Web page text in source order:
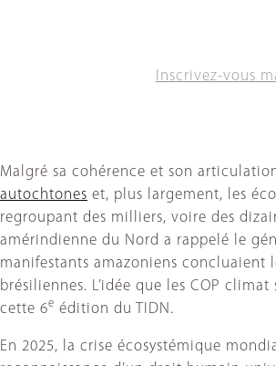
Inscrivez-vous
Malgré sa cohérence et son
autochtones et, plus largement, les
regroupant des milliers, voire des
amérindienne du Nord a rappelé le
manifestants amazoniens concluaient
brésiliennes. L’idée que les COP
cette 6e édition du TIDN.
En 2025, la crise écosystémique